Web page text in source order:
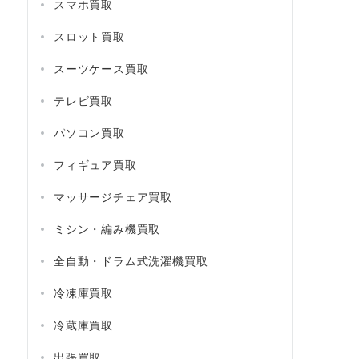
スマホ買取
スロット買取
スーツケース買取
テレビ買取
パソコン買取
フィギュア買取
マッサージチェア買取
ミシン・編み機買取
全自動・ドラム式洗濯機買取
冷凍庫買取
冷蔵庫買取